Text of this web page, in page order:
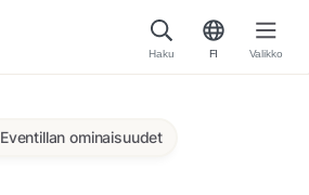
Haku FI Valikko
Eventillan ominaisuudet